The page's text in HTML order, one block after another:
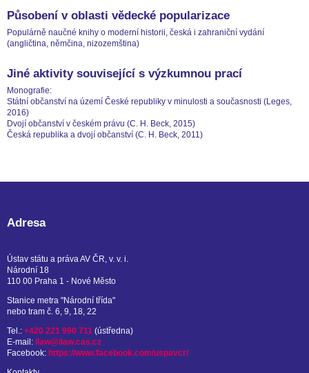
Působení v oblasti vědecké popularizace
Populárně naučné knihy o moderní historii, česká i zahraniční vydání
(angličtina, němčina, nizozemština)
Jiné aktivity související s výzkumnou prací
Monografie:
Státní občanství na území České republiky v minulosti a současnosti (Leges,
2016)
Dvojí občanství v českém právu (C. H. Beck, 2015)
Česká republika a dvojí občanství (C. H. Beck, 2011)
Adresa
Ústav státu a práva AV ČR, v. v. i.
Národní 18
110 00 Praha 1 - Nové Město
Stanice metra "Národní třída"
nebo tram č. 6, 9, 18, 22
Tel.: +420 221 990 711 (ústředna)
E-mail: ilaw@ilaw.cas.cz
Facebook: https://www.facebook.com/uspavcr/